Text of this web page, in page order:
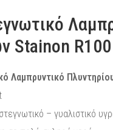
Stainon R100
Λαμπρυντικό
– γυαλιστικό